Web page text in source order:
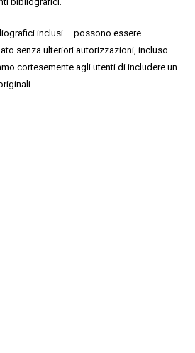
inclusi – possono essere
senza ulteriori autorizzazioni, incluso
cortesemente agli utenti di includere un